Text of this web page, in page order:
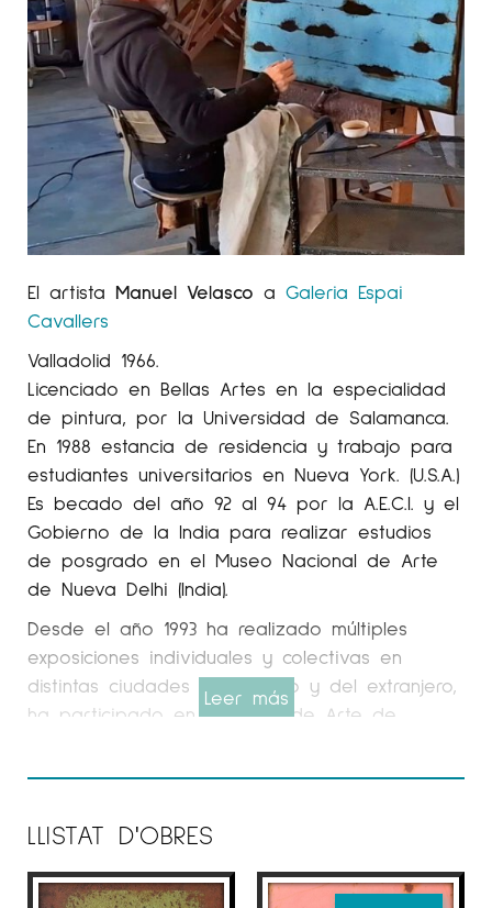
El artista Manuel Velasco a Galeria Espai
Cavallers
Valladolid 1966.
Licenciado en Bellas Artes en la especialidad
de pintura, por la Universidad de Salamanca.
En 1988 estancia de residencia y trabajo para
estudiantes universitarios en Nueva York. (U.S.A.)
Es becado del año 92 al 94 por la A.E.C.I. y el
Gobierno de la India para realizar estudios
de posgrado en el Museo Nacional de Arte
de Nueva Delhi (India).
Desde el año 1993 ha realizado múltiples
exposiciones individuales y colectivas en
distintas ciudades del estado y del extranjero,
ha participado en la Bienal de Arte de
MACO (Méjico), ARTVALENCIA, ARTELISBOA,
Vigo y en el C.C.C.B. de Barcelona.
Leer más
LLISTAT D'OBRES